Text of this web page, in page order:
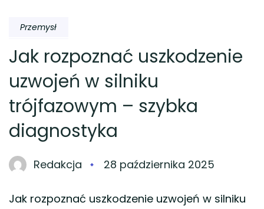
Przemysł
Jak rozpoznać uszkodzenie
uzwojeń w silniku
trójfazowym – szybka
diagnostyka
Redakcja 28 października 2025
Jak rozpoznać uszkodzenie uzwojeń w silniku